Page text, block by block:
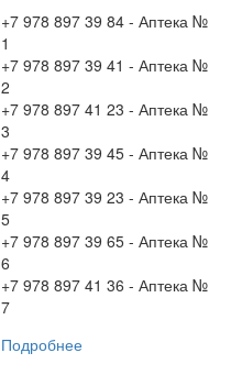
+7 978 897 39 84 - Аптека №
1
+7 978 897 39 41 - Аптека №
2
+7 978 897 41 23 - Аптека №
3
+7 978 897 39 45 - Аптека №
4
+7 978 897 39 23 - Аптека №
5
+7 978 897 39 65 - Аптека №
6
+7 978 897 41 36 - Аптека №
7
Подробнее